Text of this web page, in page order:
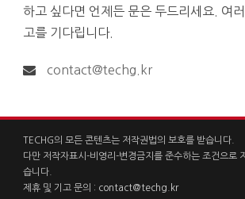
하고 싶다면 언제든 문은 두드리세요. 여
고를 기다립니다.
contact@techg.kr
TECHG의 모든 콘텐츠는 저작권법의 보호를 받습니다.
다만 저작자표시-비영리-변경금지를 준수하는 조건으로
습니다.
제휴 및 기고 문의 : contact@techg.kr